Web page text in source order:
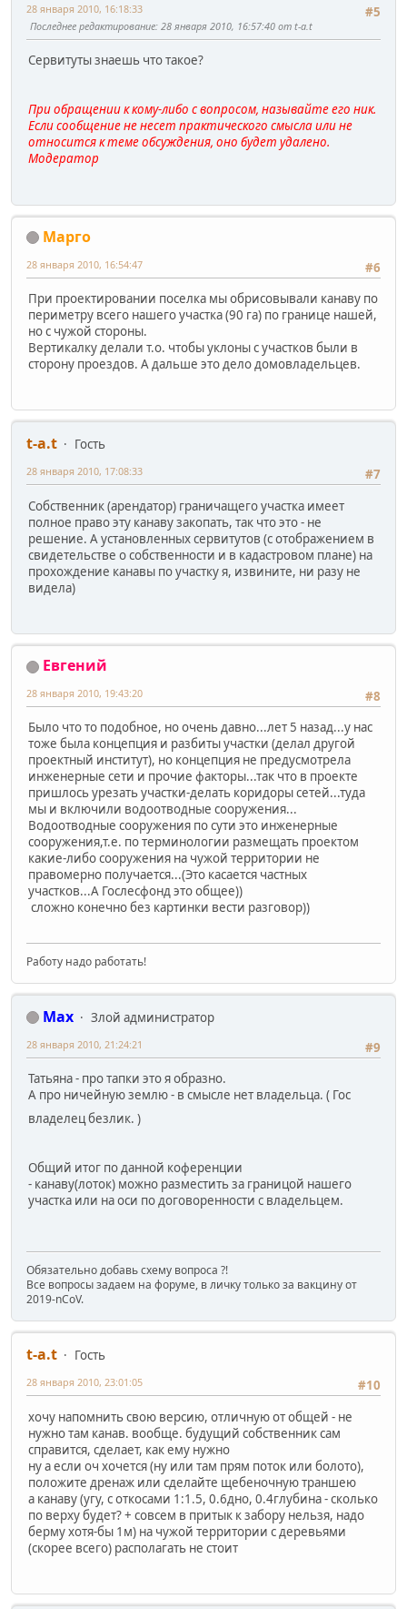
#5
28 января 2010, 16:18:33
Последнее редактирование: 28 января 2010, 16:57:40 от t-a.t
Сервитуты знаешь что такое?
При обращении к кому-либо с вопросом, называйте его ник.
Если сообщение не несет практического смысла или не
относится к теме обсуждения, оно будет удалено.
Модератор
Марго
#6
28 января 2010, 16:54:47
При проектировании поселка мы обрисовывали канаву по
периметру всего нашего участка (90 га) по границе нашей,
но с чужой стороны.
Вертикалку делали т.о. чтобы уклоны с участков были в
сторону проездов. А дальше это дело домовладельцев.
t-a.t
Гость
#7
28 января 2010, 17:08:33
Собственник (арендатор) граничащего участка имеет
полное право эту канаву закопать, так что это - не
решение. А установленных сервитутов (с отображением в
свидетельстве о собственности и в кадастровом плане) на
прохождение канавы по участку я, извините, ни разу не
видела)
Евгений
#8
28 января 2010, 19:43:20
Было что то подобное, но очень давно...лет 5 назад...у нас
тоже была концепция и разбиты участки (делал другой
проектный институт), но концепция не предусмотрела
инженерные сети и прочие факторы...так что в проекте
пришлось урезать участки-делать коридоры сетей...туда
мы и включили водоотводные сооружения...
Водоотводные сооружения по сути это инженерные
сооружения,т.е. по терминологии размещать проектом
какие-либо сооружения на чужой территории не
правомерно получается...(Это касается частных
участков...А Гослесфонд это общее))
сложно конечно без картинки вести разговор))
Работу надо работать!
Max
Злой администратор
#9
28 января 2010, 21:24:21
Татьяна - про тапки это я образно.
А про ничейную землю - в смысле нет владельца. ( Гос
владелец безлик. )
Общий итог по данной коференции
- канаву(лоток) можно разместить за границой нашего
участка или на оси по договоренности с владельцем.
Обязательно добавь схему вопроса ?!
Все вопросы задаем на форуме, в личку только за вакцину от
2019-nCoV.
t-a.t
Гость
#10
28 января 2010, 23:01:05
хочу напомнить свою версию, отличную от общей - не
нужно там канав. вообще. будущий собственник сам
справится, сделает, как ему нужно
ну а если оч хочется (ну или там прям поток или болото),
положите дренаж или сделайте щебеночную траншею
а канаву (угу, с откосами 1:1.5, 0.6дно, 0.4глубина - сколько
по верху будет? + совсем в притык к забору нельзя, надо
берму хотя-бы 1м) на чужой территории с деревьями
(скорее всего) располагать не стоит